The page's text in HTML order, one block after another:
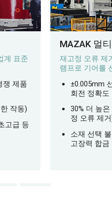
계 표준
쟁 제품
작동)
고급 등
MAZAK 멀
재고정 오류 제
램프로 기어를
±0.005mm
회전 정확도
30% 더 높
정 오류 제
소재 선택
고장력 합